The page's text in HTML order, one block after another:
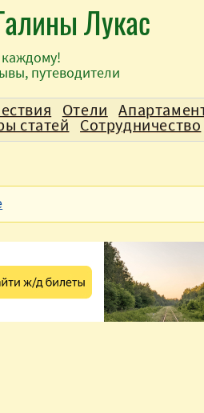
Лукас
путеводители
Отели
статей Сотрудничество